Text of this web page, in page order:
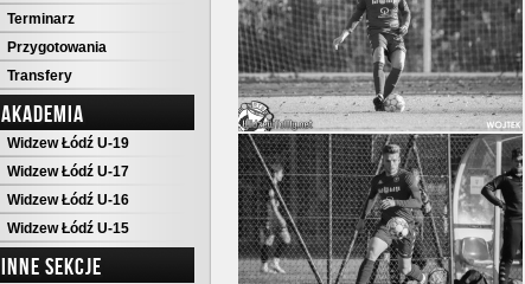
Terminarz
Przygotowania
Transfery
AKADEMIA
Widzew Łódź U-19
Widzew Łódź U-17
Widzew Łódź U-16
Widzew Łódź U-15
INNE SEKCJE